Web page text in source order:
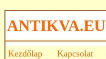
ANTIKVA.EU
Kezdőlap Kapcsolat